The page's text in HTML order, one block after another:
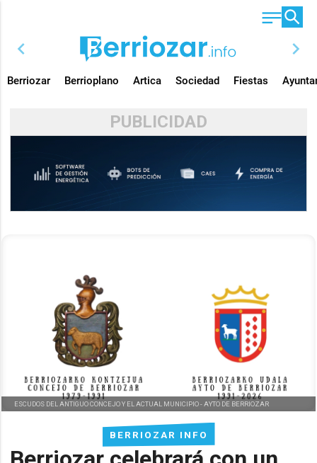
chevron_left chevron_right
Berriozar Berrioplano Artica Sociedad Fiestas
PUBLICIDAD
BERRIOZAR INFO
ESCUDOS DEL ANTIGUO CONCEJO Y EL ACTUAL MUNICIPIO - AYTO DE BERRIOZAR